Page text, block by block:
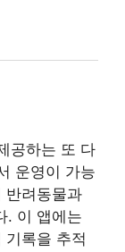
공하는 또 다
운영이 가능
반려동물과
. 이 앱에는
기록을 추적